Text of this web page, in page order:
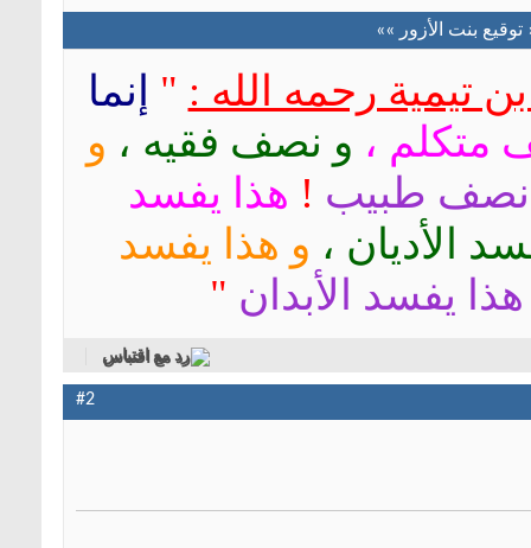
توقيع بنت الأزور »»
تيمية رحمه الله : " إنما
متكلم ، و نصف فقيه ، و
نصف طبيب ! هذا يفسد
الأديان ، و هذا يفسد
يفسد الأبدان "
رد مع اقتباس
#2